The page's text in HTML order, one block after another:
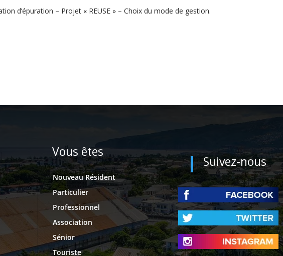
d’épuration – Projet « REUSE » – Choix du mode de gestion.
Vous êtes
Nouveau Résident
Particulier
Professionnel
Association
Sénior
Touriste
Suivez-nous